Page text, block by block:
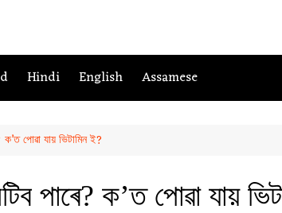
Hindi English Assamese
পোৱা যায় ভিটামিন ই?
পাৰে? ক’ত পোৱা যায়